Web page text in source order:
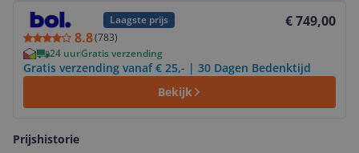
Laagste prijs
8.8(783)
€ 749,00
24 uurGratis verzending
Gratis verzending vanaf € 25,- | 30 Dagen Bedenktijd
Bekijk
Bekijk product
Prijshistorie